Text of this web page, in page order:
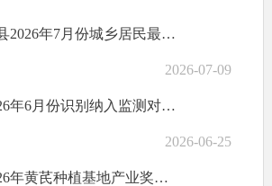
关于发放永靖县2026年7月份城乡居民最低生活保障金的公示
2026-07-09
关于永靖县2026年6月份识别纳入监测对象公告
2026-06-25
关于永靖县2026年黄芪种植基地产业奖补项目计划奖补花名的公示(第一批）